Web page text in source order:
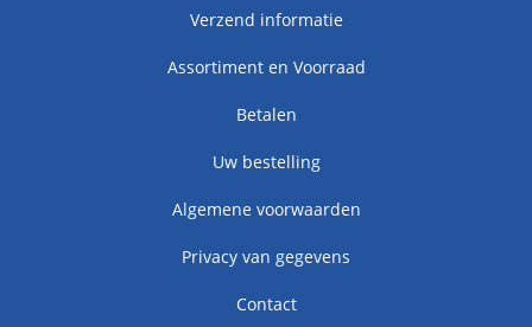
Verzend informatie
Assortiment en Voorraad
Betalen
Uw bestelling
Algemene voorwaarden
Privacy van gegevens
Contact